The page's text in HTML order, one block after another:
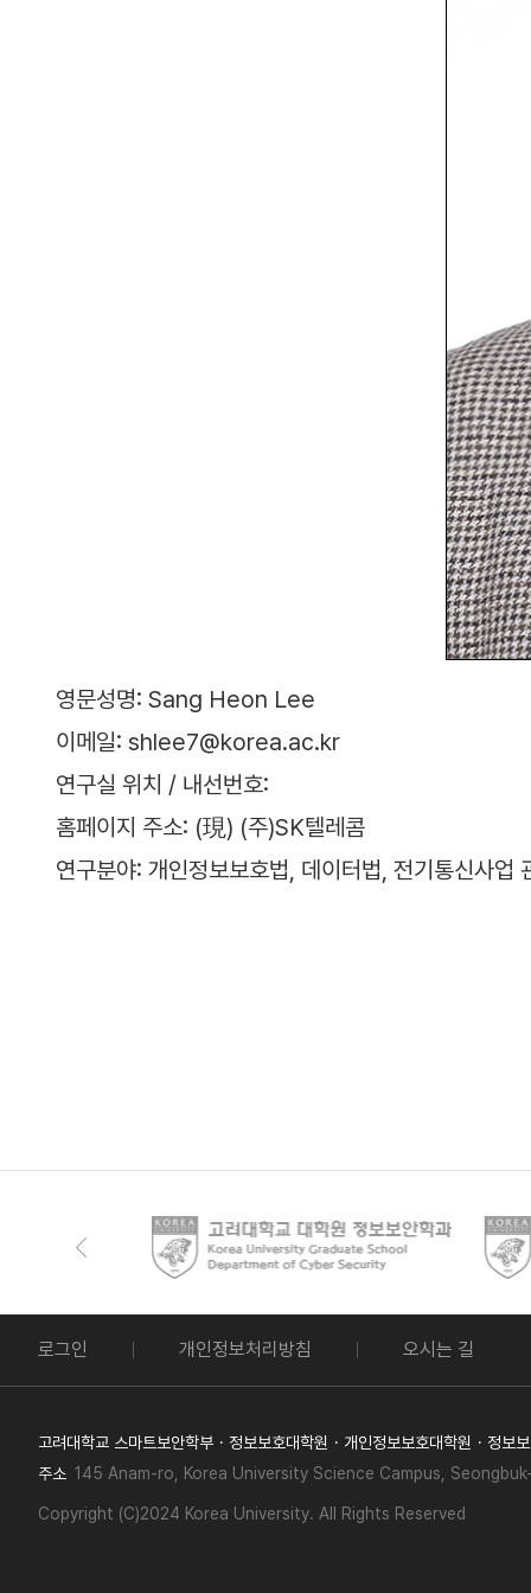
영문성명: Sang Heon Lee
이메일: shlee7@korea.ac.kr
연구실 위치 / 내선번호:
홈페이지 주소: (現) (주)SK텔레콤
연구분야: 개인정보보호법, 데이터법, 전기통신사업
로그인 개인정보처리방침 오시는 길
고려대학교 스마트보안학부 정보보호대학원 개인정보보호대학원
정보
주소 145 Anam-ro, Korea University Science Campus,
Copyright (C)2024 Korea University. All Rights Reserved